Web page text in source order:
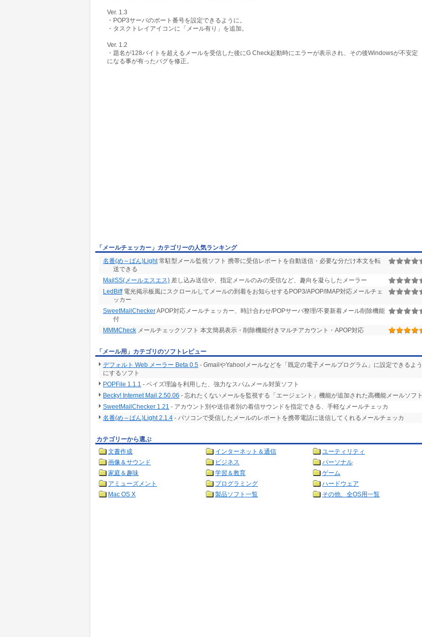
Ver. 1.3
・POP3サーバのポート番号を設定できるように。
・タスクトレイアイコンに「メール有り」を追加。
Ver. 1.2
・題名が128バイトを超えるメールを受信した後にG Check起動時にエラーが表示され、その後Windowsが不安定
になる事が有ったバグを修正。
「メールチェッカー」カテゴリーの人気ランキング
名番(め～ばん)Light常駐型メール監視ソフト 携帯に受信レポートを自動送信・必要な分だけ本文を転
送できる
MailSS(メールエスエス) 差し込み送信や、指定メールのみの受信など、趣向を凝らしたメーラー
LedBiff電光掲示板風にスクロールしてメールの到着をお知らせするPOP3/APOP/IMAP対応メールチェ
ッカー
SweetMailCheckerAPOP対応メールチェッカー、時計合わせ/POPサーバ整理/不要新着メール削除機能
付
MMMCheck メールチェックソフト 本文簡易表示・削除機能付きマルチアカウント・APOP対応
「メール用」カテゴリのソフトレビュー
デフォルト Web メーラー Beta 0.5 - GmailやYahoo!メールなどを「既定の電子メールプログラム」に設定できるよう
にするソフト
POPFile 1.1.1 - ベイズ理論を利用した、強力なスパムメール対策ソフト
Becky! Internet Mail 2.50.06 - 忘れたくないメールを監視する「エージェント」機能が追加された高機能メールソフト
SweetMailChecker 1.21 - アカウント別や送信者別の着信サウンドを指定できる、手軽なメールチェッカ
名番(め～ばん)Light 2.1.4 - パソコンで受信したメールのレポートを携帯電話に送信してくれるメールチェッカ
カテゴリーから選ぶ
文書作成
インターネット＆通信
ユーティリティ
画像＆サウンド
ビジネス
パーソナル
家庭＆趣味
学習＆教育
ゲーム
アミューズメント
プログラミング
ハードウェア
Mac OS X
製品ソフト一覧 その他、全OS用一覧